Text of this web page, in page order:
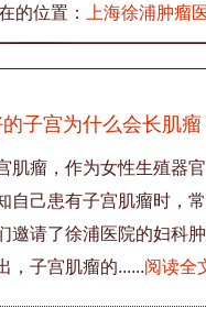
的位置： 上海徐浦肿瘤
子宫为什么会长肌瘤
肌瘤，作为女性生殖器
自己患有子宫肌瘤时，
邀请了徐浦医院的妇科
，子宫肌瘤的......阅读全